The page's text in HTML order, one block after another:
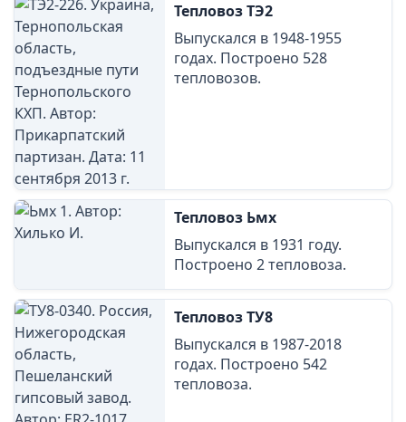
Тепловоз ТЭ2
Выпускался в 1948-1955
годах. Построено 528
тепловозов.
Тепловоз Ьмх
Выпускался в 1931 году.
Построено 2 тепловоза.
Тепловоз ТУ8
Выпускался в 1987-2018
годах. Построено 542
тепловоза.